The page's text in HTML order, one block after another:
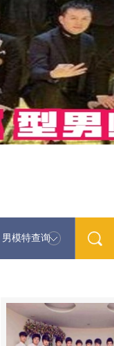
男模特查询